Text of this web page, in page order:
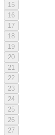
15
16
17
18
19
20
21
22
23
24
25
26
27